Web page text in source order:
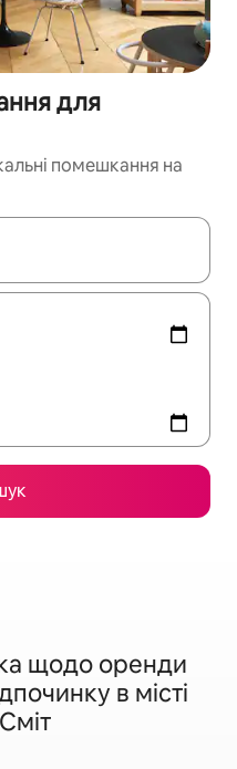
для
помешкання на
для
щодо оренди
в місті